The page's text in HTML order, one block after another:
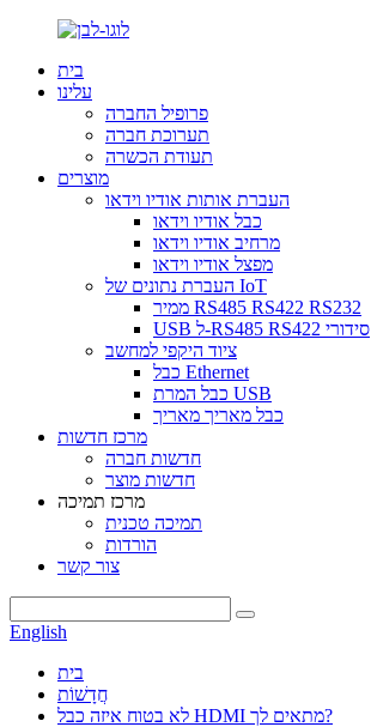
בית
עלינו
פרופיל החברה
תערוכת חברה
תעודת הכשרה
מוצרים
העברת אותות אודיו וידאו
כבל אודיו וידאו
מרחיב אודיו וידאו
מפצל אודיו וידאו
העברת נתונים של IoT
ממיר RS485 RS422 RS232
USB ל-RS485 RS422 סידורי
ציוד היקפי למחשב
כבל Ethernet
כבל המרת USB
כבל מאריך מאריך
מרכז חדשות
חדשות חברה
חדשות מוצר
מרכז תמיכה
תמיכה טכנית
הורדות
צור קשר
English
בית
חֲדָשׁוֹת
לא בטוח איזה כבל HDMI מתאים לך?